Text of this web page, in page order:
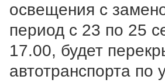
освещения с
период с 23 по 25
17.00, будет
автотранспорта по